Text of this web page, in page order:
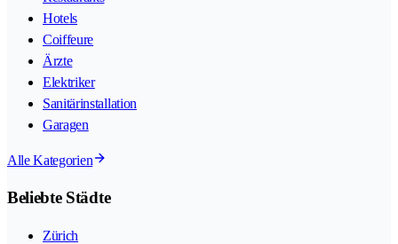
Hotels
Coiffeure
Ärzte
Elektriker
Sanitärinstallation
Garagen
Alle Kategorien
Beliebte Städte
Zürich